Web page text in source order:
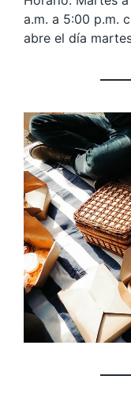
a.m. a 5:00 p.m.
abre el día